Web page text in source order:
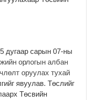
дугаар сарын 07-ны
орлогын албан
оруулах тухай
явуулав. Төслийг
Төсвийн